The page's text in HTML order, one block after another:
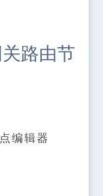
关路由节
编辑器